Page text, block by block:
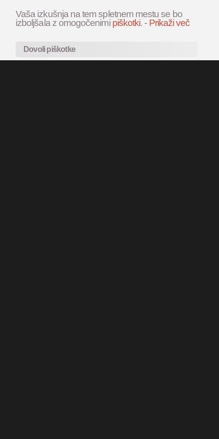
Vaša izkušnja na tem spletnem mestu se bo
izboljšala z omogočenimi piškotki. - Prikaži več
Dovoli piškotke